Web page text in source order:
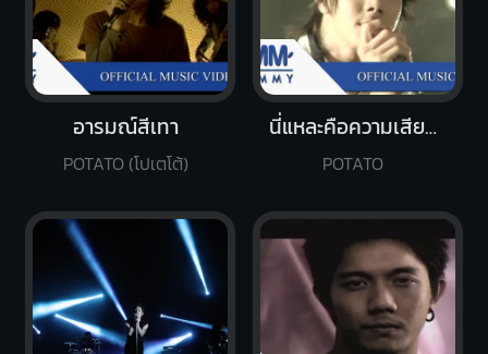
อารมณ์สีเทา
POTATO (โปเตโต้)
นี่แหละคือความเสียใจ
POTATO